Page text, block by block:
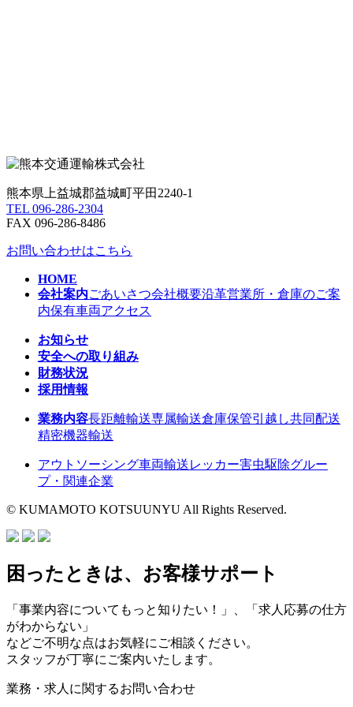
熊本県上益城郡益城町平田2240-1
TEL 096-286-2304
FAX 096-286-8486
お問い合わせはこちら
HOME
会社案内ごあいさつ会社概要沿革営業所・倉庫のご案
内保有車両アクセス
お知らせ
安全への取り組み
財務状況
採用情報
業務内容長距離輸送専属輸送倉庫保管引越し共同配送
精密機器輸送
アウトソーシング車両輸送レッカー害虫駆除グルー
プ・関連企業
© KUMAMOTO KOTSUUNYU All Rights Reserved.
困ったときは、お客様サポート
「事業内容についてもっと知りたい！」、「求人応募の仕方
がわからない」
などご不明な点はお気軽にご相談ください。
スタッフが丁寧にご案内いたします。
業務・求人に関するお問い合わせ